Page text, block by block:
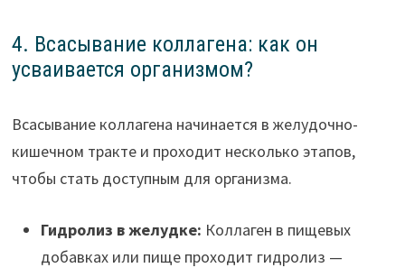
4. Всасывание коллагена: как он
усваивается организмом?
Всасывание коллагена начинается в желудочно-
кишечном тракте и проходит несколько этапов,
чтобы стать доступным для организма.
Гидролиз в желудке: Коллаген в пищевых
добавках или пище проходит гидролиз —